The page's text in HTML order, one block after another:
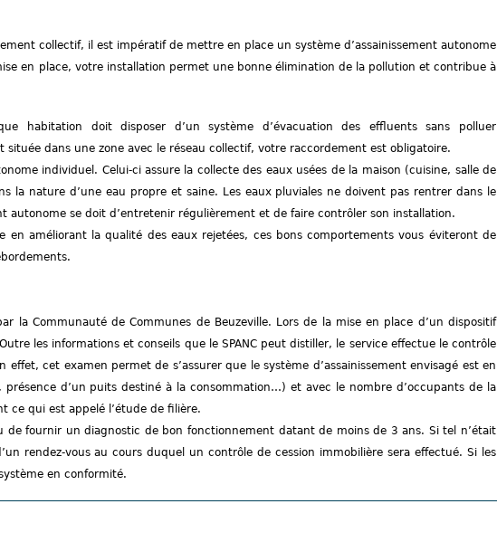
collectif, il est impératif de mettre en place un système d’assainissement autonome
en place, votre installation permet une bonne élimination de la pollution et contribue à
habitation doit disposer d’un système d’évacuation des effluents sans polluer
dans une zone avec le réseau collectif, votre raccordement est obligatoire.
individuel. Celui-ci assure la collecte des eaux usées de la maison (cuisine, salle de
nature d’une eau propre et saine. Les eaux pluviales ne doivent pas rentrer dans le
autonome se doit d’entretenir régulièrement et de faire contrôler son installation.
en améliorant la qualité des eaux rejetées, ces bons comportements vous éviteront de
la Communauté de Communes de Beuzeville. Lors de la mise en place d’un dispositif
les informations et conseils que le SPANC peut distiller, le service effectue le contrôle
cet examen permet de s’assurer que le système d’assainissement envisagé est en
d’un puits destiné à la consommation…) et avec le nombre d’occupants de la
ce qui est appelé l’étude de filière.
fournir un diagnostic de bon fonctionnement datant de moins de 3 ans. Si tel n’était
rendez-vous au cours duquel un contrôle de cession immobilière sera effectué. Si les
en conformité.